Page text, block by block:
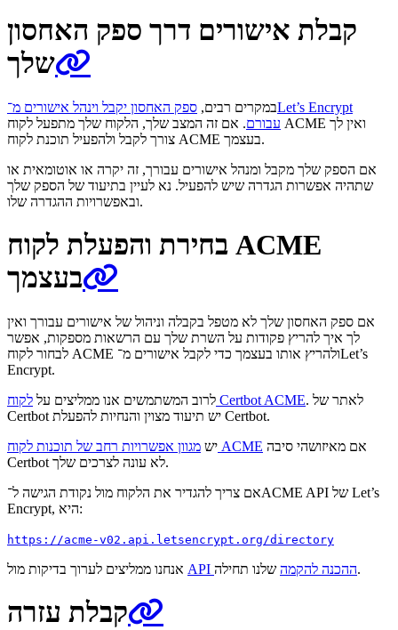
קבלת אישורים דרך ספק האחסון
שלך
במקרים רבים, ספק האחסון יקבל וינהל אישורים מ־Let’s Encrypt
עבורם. אם זה המצב שלך, הלקוח שלך מתפעל לקוח ACME ואין לך
צורך לקבל ולהפעיל תוכנת לקוח ACME בעצמך.
אם הספק שלך מקבל ומנהל אישורים עבורך, זה יקרה או אוטומאית או
שתהיה אפשרות הגדרה שיש להפעיל. נא לעיין בתיעוד של הספק שלך
ובאפשרויות ההגדרה שלו.
בחירת והפעלת לקוח ACME
בעצמך
אם ספק האחסון שלך לא מטפל בקבלה וניהול של אישורים עבורך ואין
לך איך להריץ פקודות על השרת שלך עם הרשאות מספקות, אפשר
לבחור לקוח ACME ולהריץ אותו בעצמך כדי לקבל אישורים מ־Let’s
Encrypt.
לרוב המשתמשים אנו ממליצים על לקוח Certbot ACME. לאתר של
Certbot יש תיעוד מצוין והנחיות להפעלת Certbot.
יש מגוון אפשרויות רחב של תוכנות לקוח ACME
Certbot לא עונה לצרכים שלך.
אם צריך להגדיר את הלקוח מול נקודת הגישה ל־ACME API של Let’s
Encrypt, היא:
https://acme-v02.api.letsencrypt.org/directory
API ההכנה להקמהשלנו תחילה.
קבלת עזרה